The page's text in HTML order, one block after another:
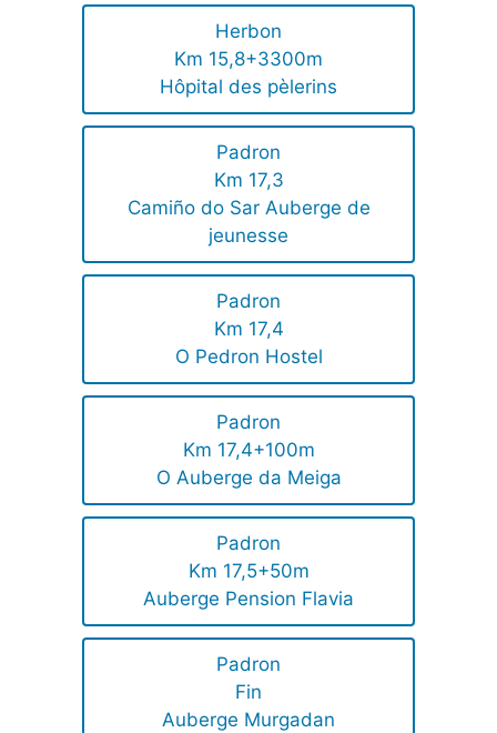
Herbon
Km 15,8+3300m
Hôpital des pèlerins
Padron
Km 17,3
Camiño do Sar Auberge de
jeunesse
Padron
Km 17,4
O Pedron Hostel
Padron
Km 17,4+100m
O Auberge da Meiga
Padron
Km 17,5+50m
Auberge Pension Flavia
Padron
Fin
Auberge Murgadan